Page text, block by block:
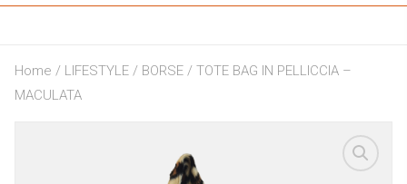
Home / LIFESTYLE/ BORSE/ TOTE BAG IN PELLICCIA –
MACULATA